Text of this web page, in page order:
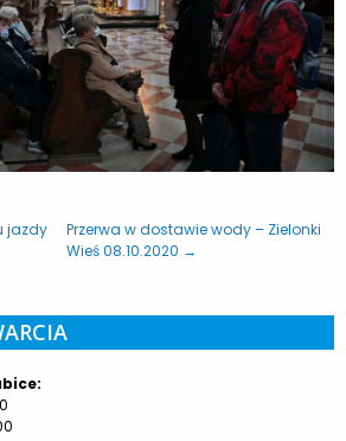
jazdy
Przerwa w dostawie wody – Zielonki
Wieś 08.10.2020 →